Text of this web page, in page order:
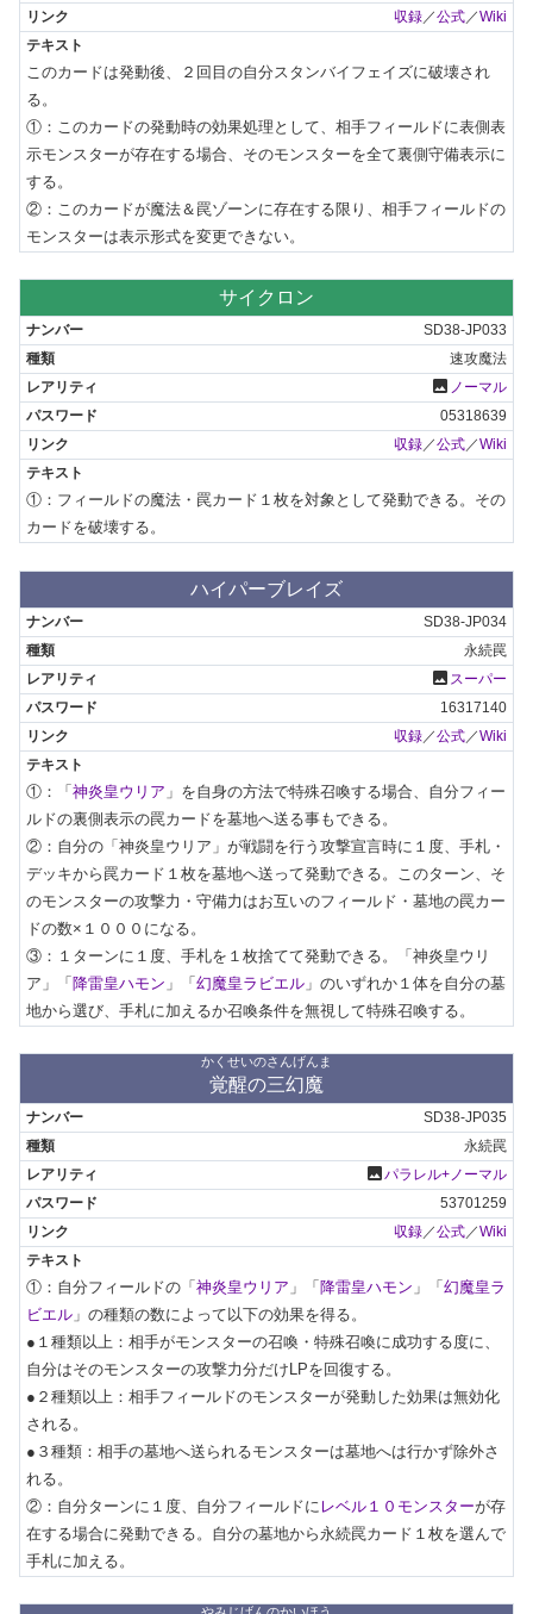
収録／公式／Wiki
このカードは発動後、２回目の自分スタンバイフェイズに破壊され
る。
①：このカードの発動時の効果処理として、相手フィールドに表側表
示モンスターが存在する場合、そのモンスターを全て裏側守備表示に
する。
②：このカードが魔法＆罠ゾーンに存在する限り、相手フィールドの
モンスターは表示形式を変更できない。
サイクロン
SD38-JP033
速攻魔法
photo ノーマル
05318639
収録／公式／Wiki
①：フィールドの魔法・罠カード１枚を対象として発動できる。その
カードを破壊する。
ハイパーブレイズ
SD38-JP034
永続罠
photo スーパー
16317140
収録 ／公式 ／Wiki
①：「神炎皇ウリア 」を自身の方法で特殊召喚する場合、自分フィー
ルドの裏側表示の罠カードを墓地へ送る事もできる。
②：自分の「神炎皇ウリア」が戦闘を行う攻撃宣言時に１度、手札・
デッキから罠カード１枚を墓地へ送って発動できる。このターン、そ
のモンスターの攻撃力・守備力はお互いのフィールド・墓地の罠カー
ドの数×１０００になる。
③：１ターンに１度、手札を１枚捨てて発動できる。「神炎皇ウリ
ア」「降雷皇ハモン 」「幻魔皇ラビエル 」のいずれか１体を自分の墓
地から選び、手札に加えるか召喚条件を無視して特殊召喚する。
かくせいのさんげんま
覚醒の三幻魔
SD38-JP035
永続罠
photoパラレル+ノーマル
53701259
収録／公式／Wiki
①：自分フィールドの「 神炎皇ウリア 」「 降雷皇ハモン 」「 幻魔皇ラ
ビエル 」の種類の数によって以下の効果を得る。
●１種類以上：相手がモンスターの召喚・特殊召喚に成功する度に、
自分はそのモンスターの攻撃力分だけLPを回復する。
●２種類以上：相手フィールドのモンスターが発動した効果は無効化
される。
●３種類：相手の墓地へ送られるモンスターは墓地へは行かず除外さ
れる。
②：自分ターンに１度、自分フィールドに レベル１０モンスターが存
在する場合に発動できる。自分の墓地から永続罠カード１枚を選んで
手札に加える。